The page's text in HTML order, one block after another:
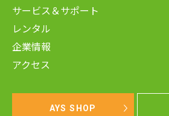
サービス＆サポート
レンタル
企業情報
アクセス
AYS SHOP